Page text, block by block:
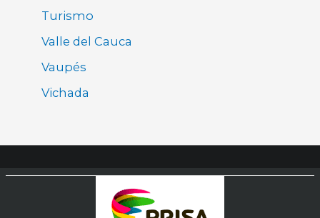
Turismo
Valle del Cauca
Vaupés
Vichada